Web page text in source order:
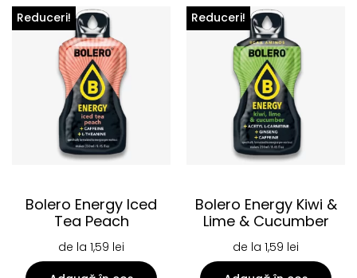
Reduceri!
Bolero Energy Iced
Tea Peach
de la 1,59 lei
Reduceri!
Bolero Energy Kiwi &
Lime & Cucumber
de la 1,59 lei